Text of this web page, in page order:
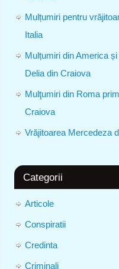
Mulțumiri pentru
Italia
Mulțumiri din America
Delia din Craiova
Mulţumiri din Roma
Craiova
Vrăjitoarea Mercedeza
Categorii
Articole
Conspiratii
Credinta
Criminali